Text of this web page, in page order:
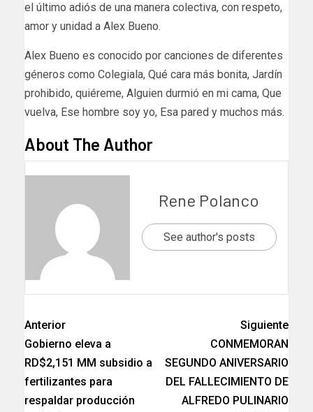
el último adiós de una manera colectiva, con respeto,
amor y unidad a Alex Bueno.
Alex Bueno es conocido por canciones de diferentes
géneros como Colegiala, Qué cara más bonita, Jardín
prohibido, quiéreme, Alguien durmió en mi cama, Que
vuelva, Ese hombre soy yo, Esa pared y muchos más.
About The Author
Rene Polanco
See author's posts
Anterior
Gobierno eleva a
RD$2,151 MM subsidio a
fertilizantes para
respaldar producción
Siguiente
CONMEMORAN
SEGUNDO ANIVERSARIO
DEL FALLECIMIENTO DE
ALFREDO PULINARIO